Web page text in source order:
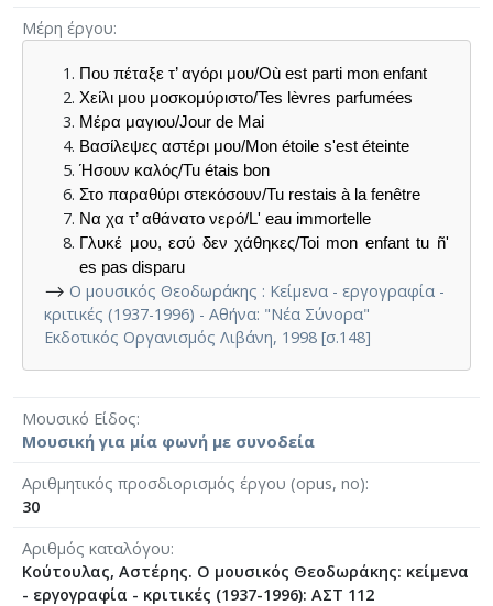
Μέρη έργου
Που πέταξε τ’ αγόρι μου/Où est parti mon enfant
Χείλι μου μοσκομύριστο/Tes lèvres parfumées
Μέρα μαγιου/Jour de Mai
Βασίλεψες αστέρι μου/Mon étoile s'est éteinte
Ήσουν καλός/Tu étais bon
Στο παραθύρι στεκόσουν/Tu restais à la fenêtre
Να χα τ’ αθάνατο νερό/L' eau immortelle
Γλυκέ μου, εσύ δεν χάθηκες/Toi mon enfant tu ñ'
es pas disparu
⟶ Ο μουσικός Θεοδωράκης : Κείμενα - εργογραφία -
κριτικές (1937-1996) - Αθήνα: "Νέα Σύνορα"
Εκδοτικός Οργανισμός Λιβάνη, 1998 [σ.148]
Μουσικό Είδος
Μουσική για μία φωνή με συνοδεία
Αριθμητικός προσδιορισμός έργου (opus, no)
30
Αριθμός καταλόγου
Κούτουλας, Αστέρης. Ο μουσικός Θεοδωράκης: κείμενα
- εργογραφία - κριτικές (1937-1996): ΑΣΤ 112